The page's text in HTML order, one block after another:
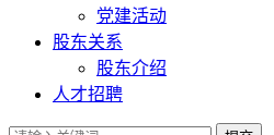
党建活动
股东关系
股东介绍
人才招聘